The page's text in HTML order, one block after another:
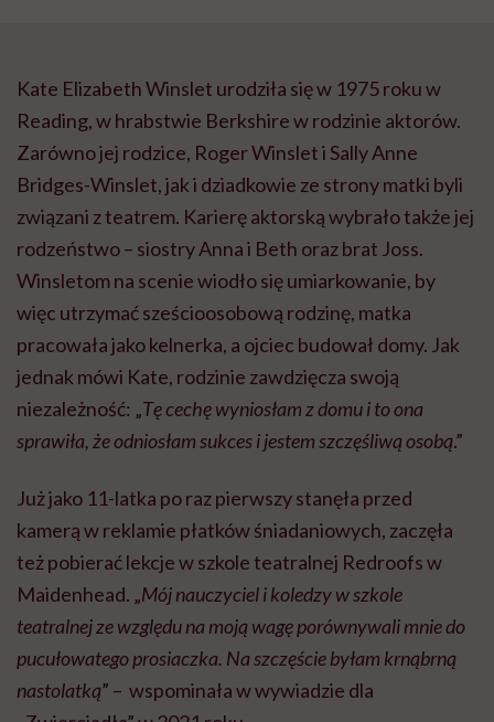
Kate Elizabeth Winslet urodziła się w 1975 roku w
Reading, w hrabstwie Berkshire w rodzinie aktorów.
Zarówno jej rodzice, Roger Winslet i Sally Anne
Bridges-Winslet, jak i dziadkowie ze strony matki byli
związani z teatrem. Karierę aktorską wybrało także jej
rodzeństwo – siostry Anna i Beth oraz brat Joss.
Winsletom na scenie wiodło się umiarkowanie, by
więc utrzymać sześcioosobową rodzinę, matka
pracowała jako kelnerka, a ojciec budował domy. Jak
jednak mówi Kate, rodzinie zawdzięcza swoją
niezależność: „Tę cechę wyniosłam z domu i to ona
sprawiła, że odniosłam sukces i jestem szczęśliwą osobą.”
Już jako 11-latka po raz pierwszy stanęła przed
kamerą w reklamie płatków śniadaniowych, zaczęła
też pobierać lekcje w szkole teatralnej Redroofs w
Maidenhead. „Mój nauczyciel i koledzy w szkole
teatralnej ze względu na moją wagę porównywali mnie do
pucułowatego prosiaczka. Na szczęście byłam krnąbrną
nastolatką” – wspominała w wywiadzie dla